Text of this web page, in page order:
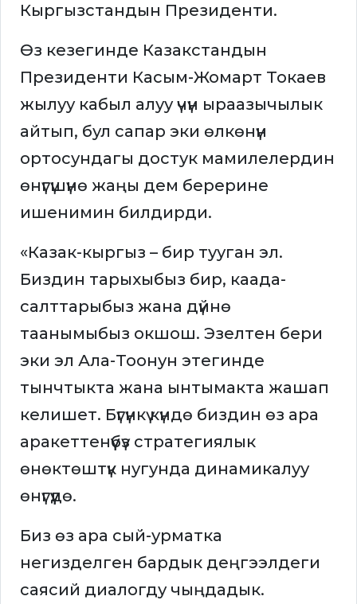
Кыргызстандын Президенти.
Өз кезегинде Казакстандын
Президенти Касым-Жомарт Токаев
жылуу кабыл алуу үчүн ыраазычылык
айтып, бул сапар эки өлкөнүн
ортосундагы достук мамилелердин
өнүгүшүнө жаңы дем берерине
ишенимин билдирди.
«Казак-кыргыз – бир тууган эл.
Биздин тарыхыбыз бир, каада-
салттарыбыз жана дүйнө
таанымыбыз окшош. Эзелтен бери
эки эл Ала-Тоонун этегинде
тынчтыкта жана ынтымакта жашап
келишет. Бүгүнкү күндө биздин өз ара
аракеттенүүбүз стратегиялык
өнөктөштүк нугунда динамикалуу
өнүгүүдө.
Биз өз ара сый-урматка
негизделген бардык деңгээлдеги
саясий диалогду чыңдадык.